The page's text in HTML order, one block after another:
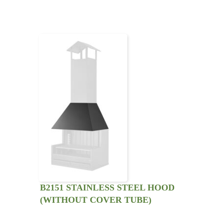
B2151 STAINLESS STEEL HOOD
(WITHOUT COVER TUBE)